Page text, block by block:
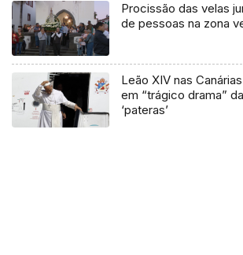
Procissão das velas
de pessoas na zona
Leão XIV nas
em “trágico drama”
‘pateras’